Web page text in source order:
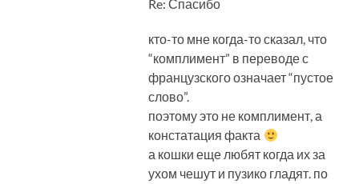
Re: Спасибо
кто-то мне когда-то сказал, что
“комплимент” в переводе с
французского означает “пустое
слово”.
поэтому это не комплимент, а
констатация факта
а кошки еще любят когда их за
ухом чешут и пузико гладят. по